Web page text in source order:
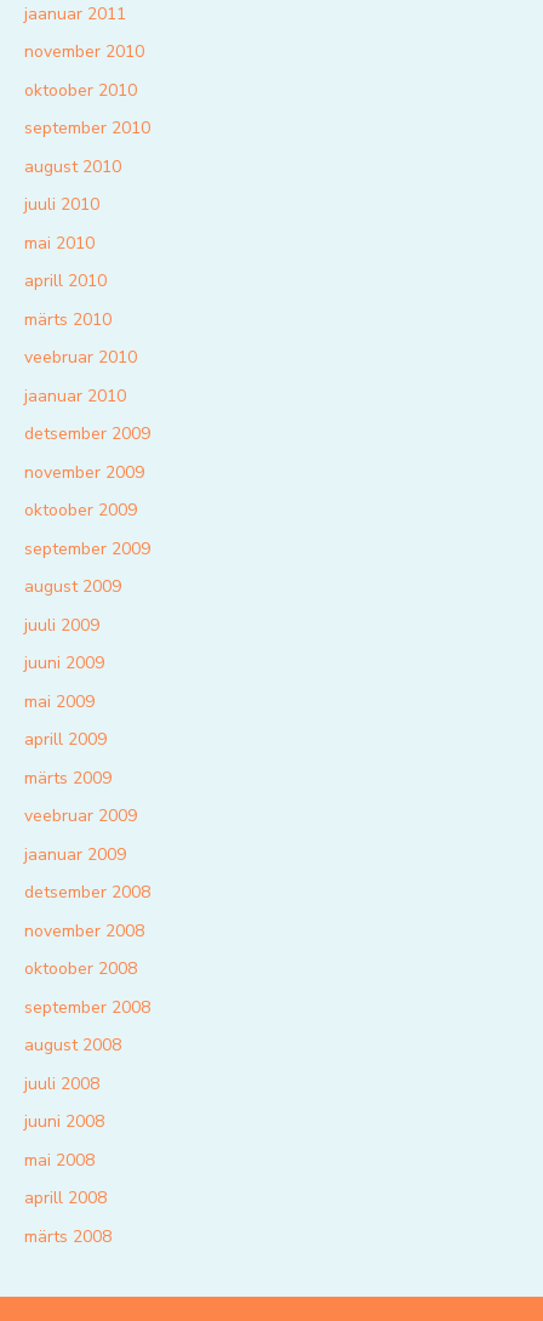
jaanuar 2011
november 2010
oktoober 2010
september 2010
august 2010
juuli 2010
mai 2010
aprill 2010
märts 2010
veebruar 2010
jaanuar 2010
detsember 2009
november 2009
oktoober 2009
september 2009
august 2009
juuli 2009
juuni 2009
mai 2009
aprill 2009
märts 2009
veebruar 2009
jaanuar 2009
detsember 2008
november 2008
oktoober 2008
september 2008
august 2008
juuli 2008
juuni 2008
mai 2008
aprill 2008
märts 2008